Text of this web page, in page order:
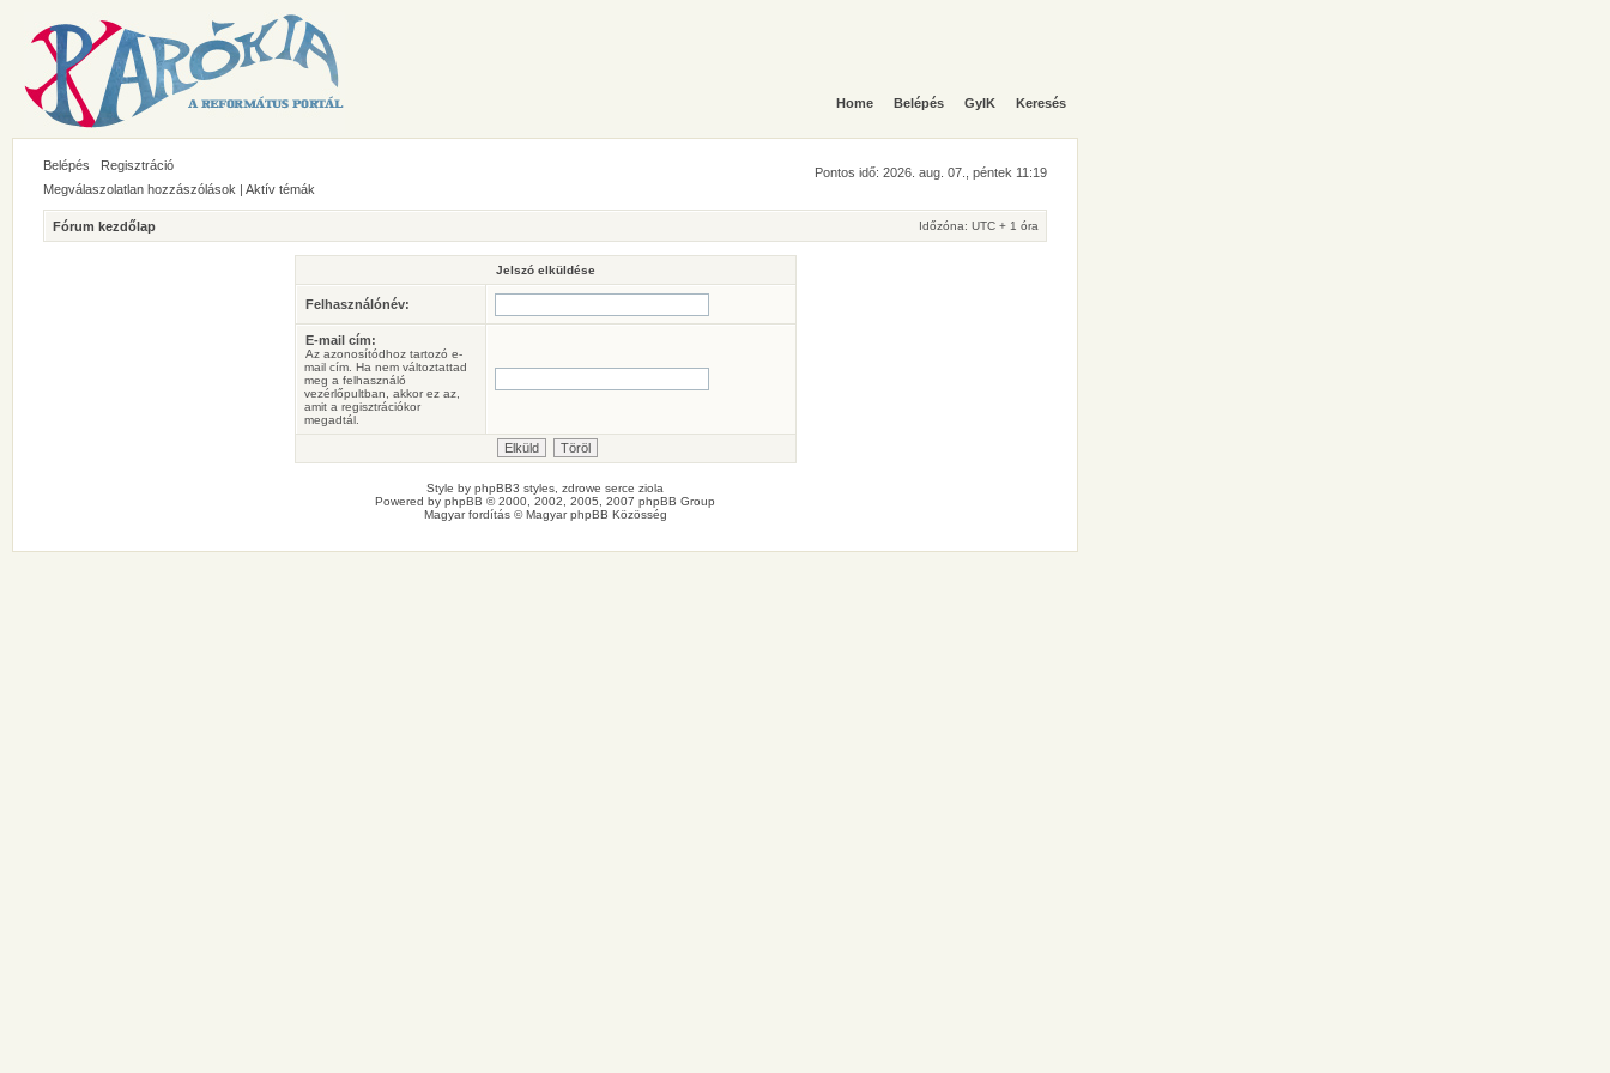
Home Belépés GyIK Keresés
Belépés Regisztráció
Pontos idő: 2026. aug. 07., péntek 11:19
Megválaszolatlan hozzászólások | Aktív témák
Fórum kezdőlap Időzóna: UTC + 1 óra
Jelszó elküldése
Felhasználónév:
E-mail cím:
Az azonosítódhoz tartozó e-
mail cím. Ha nem változtattad
meg a felhasználó
vezérlőpultban, akkor ez az,
amit a regisztrációkor
megadtál.
Style by phpBB3 styles , zdrowe serce ziola
Powered by phpBB © 2000, 2002, 2005, 2007 phpBB Group
Magyar fordítás ©Magyar phpBB Közösség